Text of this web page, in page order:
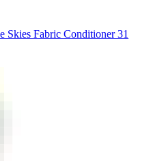
Skies Fabric Conditioner 31